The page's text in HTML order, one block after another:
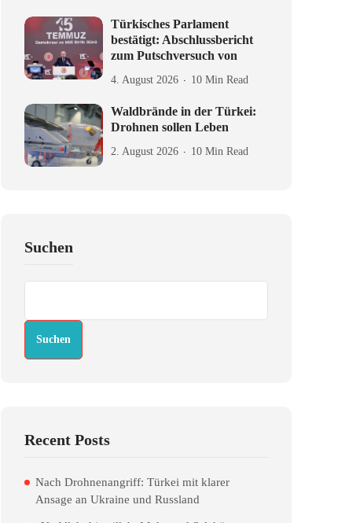
Türkisches Parlament
bestätigt: Abschlussbericht
zum Putschversuch von
4. August 2026 10 Min Read
Waldbrände in der Türkei:
Drohnen sollen Leben
2. August 2026 10 Min Read
Suchen
Suchen
Recent Posts
Nach Drohnenangriff: Türkei mit klarer
Ansage an Ukraine und Russland